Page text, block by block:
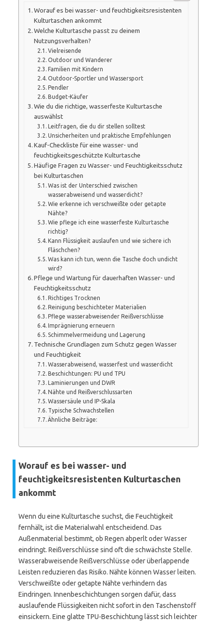
Worauf es bei wasser- und feuchtigkeitsresistenten
Kulturtaschen ankommt
Welche Kulturtasche passt zu deinem
Nutzungsverhalten?
Vielreisende
Outdoor und Wanderer
Familien mit Kindern
Outdoor-Sportler und Wassersport
Pendler
Budget-Käufer
Wie du die richtige, wasserfeste Kulturtasche
auswählst
Leitfragen, die du dir stellen solltest
Unsicherheiten und praktische Empfehlungen
Kauf-Checkliste für eine wasser- und
feuchtigkeitsgeschützte Kulturtasche
Häufige Fragen zu Wasser- und Feuchtigkeitsschutz
bei Kulturtaschen
Was ist der Unterschied zwischen
wasserabweisend und wasserdicht?
Wie erkenne ich verschweißte oder getapte
Nähte?
Wie pflege ich eine wasserfeste Kulturtasche
richtig?
Kann Flüssigkeit auslaufen und wie sichere ich
Fläschchen?
Was kann ich tun, wenn die Tasche doch undicht
wird?
Pflege und Wartung für dauerhaften Wasser- und
Feuchtigkeitsschutz
Richtiges Trocknen
Reinigung beschichteter Materialien
Pflege wasserabweisender Reißverschlüsse
Imprägnierung erneuern
Schimmelvermeidung und Lagerung
Technische Grundlagen zum Schutz gegen Wasser
und Feuchtigkeit
Wasserabweisend, wasserfest und wasserdicht
Beschichtungen: PU und TPU
Laminierungen und DWR
Nähte und Reißverschlussarten
Wassersäule und IP-Skala
Typische Schwachstellen
Ähnliche Beiträge:
Worauf es bei wasser- und
feuchtigkeitsresistenten Kulturtaschen
ankommt
Wenn du eine Kulturtasche suchst, die Feuchtigkeit
fernhält, ist die Materialwahl entscheidend. Das
Außenmaterial bestimmt, ob Regen abperlt oder Wasser
eindringt. Reißverschlüsse sind oft die schwächste Stelle.
Wasserabweisende Reißverschlüsse oder überlappende
Leisten reduzieren das Risiko. Nähte können Wasser leiten.
Verschweißte oder getapte Nähte verhindern das
Eindringen. Innenbeschichtungen sorgen dafür, dass
auslaufende Flüssigkeiten nicht sofort in den Taschenstoff
einsickern. Eine glatte TPU-Beschichtung lässt sich leichter